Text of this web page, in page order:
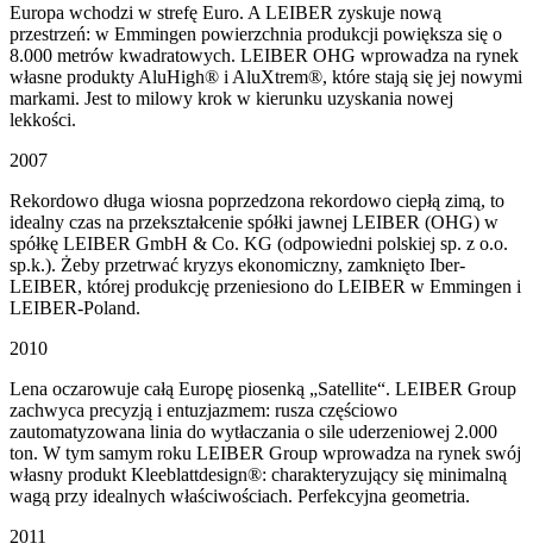
Europa wchodzi w strefę Euro. A LEIBER zyskuje nową
przestrzeń: w Emmingen powierzchnia produkcji powiększa się o
8.000 metrów kwadratowych. LEIBER OHG wprowadza na rynek
własne produkty AluHigh® i AluXtrem®, które stają się jej nowymi
markami. Jest to milowy krok w kierunku uzyskania nowej
lekkości.
2007
Rekordowo długa wiosna poprzedzona rekordowo ciepłą zimą, to
idealny czas na przekształcenie spółki jawnej LEIBER (OHG) w
spółkę LEIBER GmbH & Co. KG (odpowiedni polskiej sp. z o.o.
sp.k.). Żeby przetrwać kryzys ekonomiczny, zamknięto Iber-
LEIBER, której produkcję przeniesiono do LEIBER w Emmingen i
LEIBER-Poland.
2010
Lena oczarowuje całą Europę piosenką „Satellite“. LEIBER Group
zachwyca precyzją i entuzjazmem: rusza częściowo
zautomatyzowana linia do wytłaczania o sile uderzeniowej 2.000
ton. W tym samym roku LEIBER Group wprowadza na rynek swój
własny produkt Kleeblattdesign®: charakteryzujący się minimalną
wagą przy idealnych właściwościach. Perfekcyjna geometria.
2011